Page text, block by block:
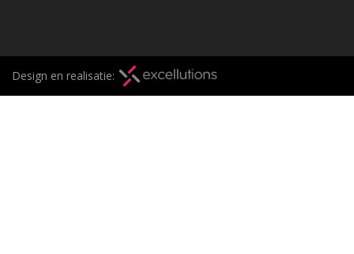
Design en realisatie: